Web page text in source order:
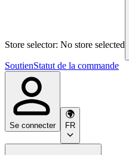
Store selector: No store selected
SoutienStatut de la commande
Se connecter FR